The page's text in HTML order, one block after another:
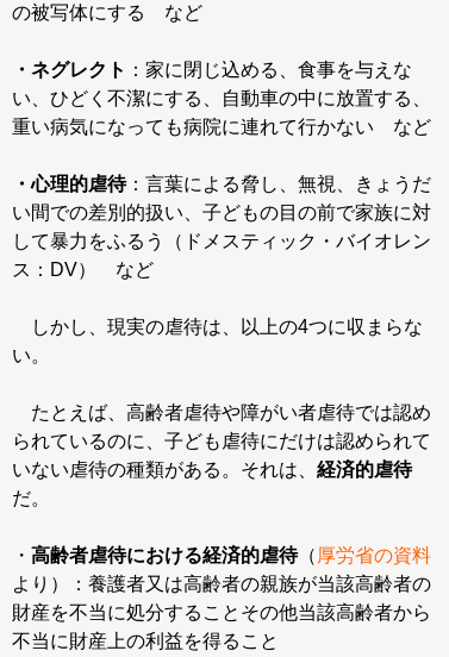
の被写体にする など
・ネグレクト ：家に閉じ込める、食事を与えな
い、ひどく不潔にする、自動車の中に放置する、
重い病気になっても病院に連れて行かない など
・心理的虐待：言葉による脅し、無視、きょうだ
い間での差別的扱い、子どもの目の前で家族に対
して暴力をふるう（ドメスティック・バイオレン
ス：DV） など
しかし、現実の虐待は、以上の4つに収まらな
い。
たとえば、高齢者虐待や障がい者虐待では認め
られているのに、子ども虐待にだけは認められて
いない虐待の種類がある。それは、 経済的虐待
だ。
・ 高齢者虐待における経済的虐待（ 厚労省の資料
より）：養護者又は高齢者の親族が当該高齢者の
財産を不当に処分することその他当該高齢者から
不当に財産上の利益を得ること